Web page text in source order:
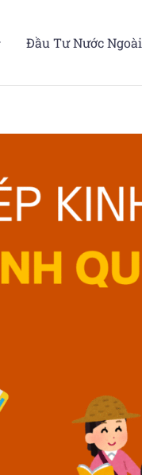
Đầu Tư Nước Ngoài